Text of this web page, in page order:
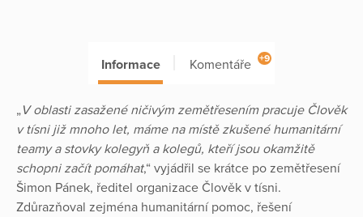
Informace Komentáře +9
„V oblasti zasažené ničivým zemětřesením pracuje Člověk
v tísni již mnoho let, máme na místě zkušené humanitární
teamy a stovky kolegyň a kolegů, kteří jsou okamžitě
schopni začít pomáhat,“ vyjádřil se krátce po zemětřesení
Šimon Pánek, ředitel organizace Člověk v tísni.
Zdůrazňoval zejména humanitární pomoc, řešení